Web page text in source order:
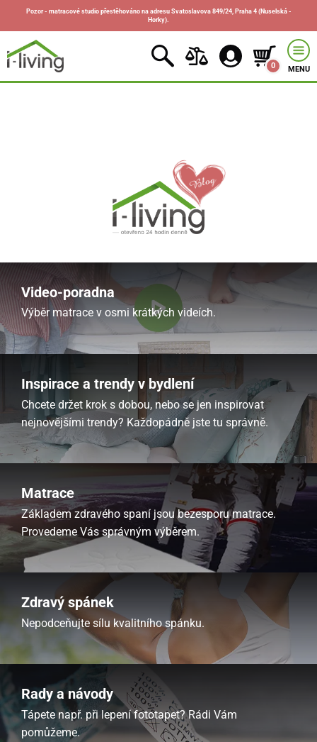
Pozor - matracové studio přestěhováno na adresu Svatoslavova 849/24, Praha 4 (Nuselská -
Horky).
0 MENU
Video-poradna
Výběr matrace v osmi krátkých videích.
Inspirace a trendy v bydlení
Chcete držet krok s dobou, nebo se jen inspirovat
nejnovějšími trendy? Každopádně jste tu správně.
Matrace
Základem zdravého spaní jsou bezesporu matrace.
Provedeme Vás správným výběrem.
Zdravý spánek
Nepodceňujte sílu kvalitního spánku.
Rady a návody
Tápete např. při lepení fototapet? Rádi Vám
pomůžeme.